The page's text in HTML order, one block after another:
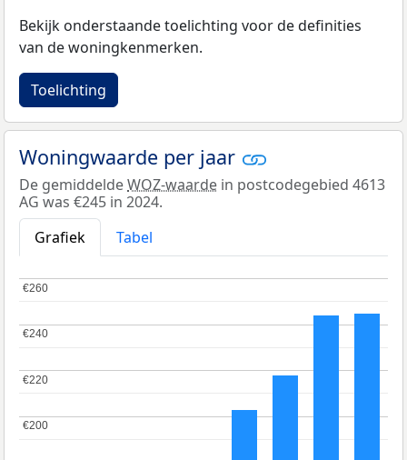
Bekijk onderstaande toelichting voor de definities
van de woningkenmerken.
Toelichting
Woningwaarde per jaar
De gemiddeldeWOZ-waarde in postcodegebied 4613
AG was €245 in 2024.
Grafiek
Tabel
€200
€200
€220
€220
€240
€240
€260
€260